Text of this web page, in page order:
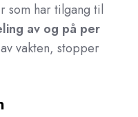
som har tilgang til
av og på per
vakten, stopper